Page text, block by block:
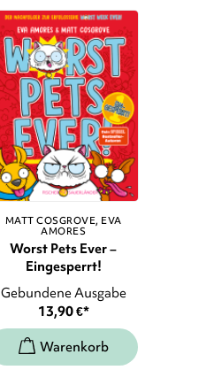
MATT COSGROVE EVA
AMORES
Worst Pets Ever –
Eingesperrt!
Gebundene Ausgabe
13,90€*